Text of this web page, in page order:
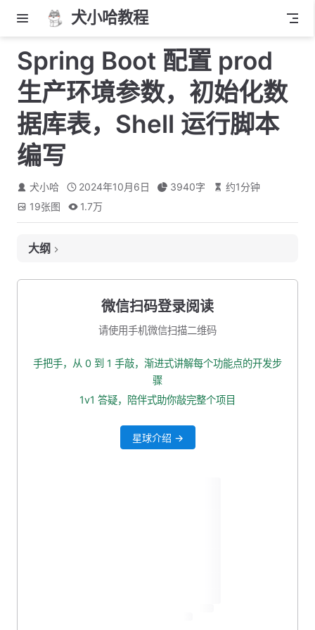
犬小哈教程
Spring Boot 配置 prod
生产环境参数，初始化数
据库表，Shell 运行脚本
编写
犬小哈 2024年10月6日 3940字 约1分钟
19张图 1.7万
大纲
1.1 MySQL 配置
3. 项目打包
微信扫码登录阅读
请使用手机微信扫描二维码
手把手，从 0 到 1 手敲，渐进式讲解每个功能点的开发步
骤
1v1 答疑，陪伴式助你敲完整个项目
星球介绍 →